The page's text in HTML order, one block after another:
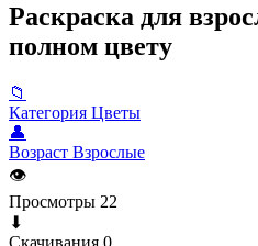
Раскраска для
полном цвету
📁
Категория Цветы
👤
Возраст Взрослые
👁
Просмотры 22
⬇
Скачивания 0